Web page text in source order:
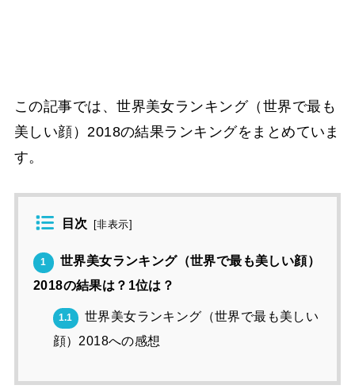
この記事では、世界美女ランキング（世界で最も
美しい顔）2018の結果ランキングをまとめていま
す。
目次 [非表示]
1
世界美女ランキング（世界で最も美しい顔）
2018の結果は？1位は？
1.1
世界美女ランキング（世界で最も美しい
顔）2018への感想